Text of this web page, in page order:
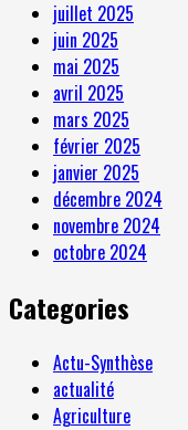
juillet 2025
juin 2025
mai 2025
avril 2025
mars 2025
février 2025
janvier 2025
décembre 2024
novembre 2024
octobre 2024
Categories
Actu-Synthèse
actualité
Agriculture